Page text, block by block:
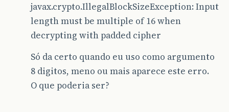
javax.crypto.IllegalBlockSizeException: Input
length must be multiple of 16 when
decrypting with padded cipher
Só da certo quando eu uso como argumento
8 digitos, meno ou mais aparece este erro.
O que poderia ser?